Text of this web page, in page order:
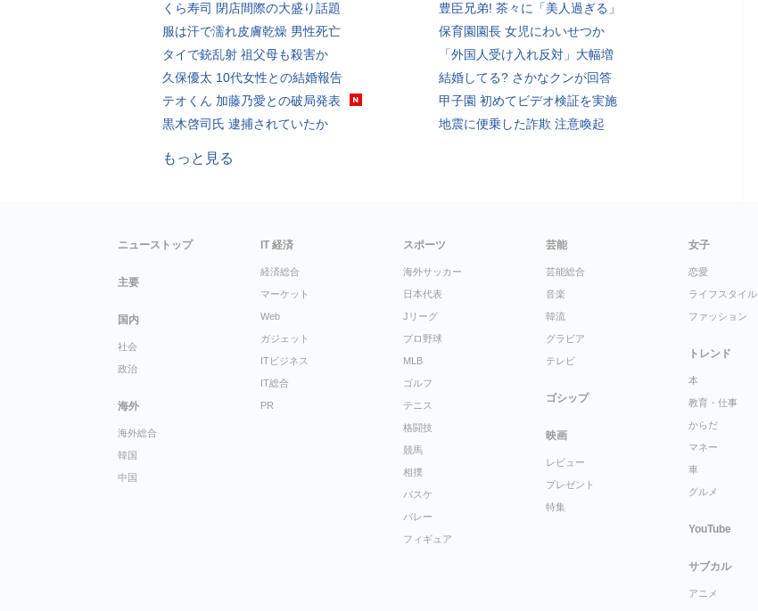
くら寿司 閉店間際の大盛り話題
服は汗で濡れ皮膚乾燥 男性死亡
タイで銃乱射 祖父母も殺害か
久保優太 10代女性との結婚報告
テオくん 加藤乃愛との破局発表
黒木啓司氏 逮捕されていたか
豊臣兄弟! 茶々に「美人過ぎる」
保育園園長 女児にわいせつか
「外国人受け入れ反対」大幅増
結婚してる? さかなクンが回答
甲子園 初めてビデオ検証を実施
地震に便乗した詐欺 注意喚起
もっと見る
ニューストップ
主要
国内
社会
政治
海外
海外総合
韓国
中国
IT 経済
経済総合
マーケット
Web
ガジェット
ITビジネス
IT総合
PR
スポーツ
海外サッカー
日本代表
Jリーグ
プロ野球
MLB
ゴルフ
テニス
格闘技
競馬
相撲
バスケ
バレー
フィギュア
芸能
芸能総合
音楽
韓流
グラビア
テレビ
ゴシップ
映画
レビュー
プレゼント
特集
女子
恋愛
ライフスタイル
ファッション
トレンド
本
教育・仕事
からだ
マネー
車
グルメ
YouTube
サブカル
アニメ